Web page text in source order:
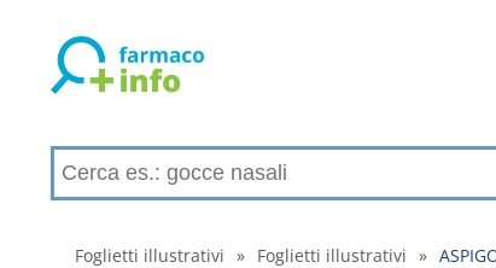
Foglietti illustrativi » Foglietti illustrativi »